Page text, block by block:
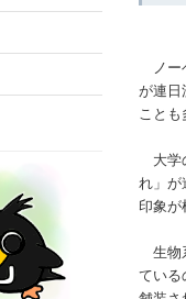
ノー
が連日
ことも
大学
れ」が
印象が
生物
ている